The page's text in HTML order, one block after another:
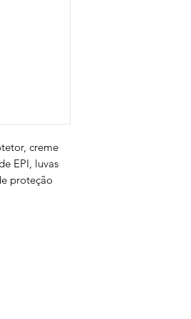
creme
EPI, luvas
proteção